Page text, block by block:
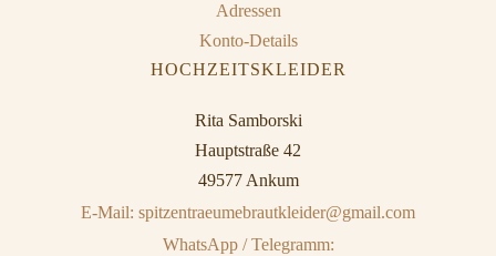
Adressen
Konto-Details
HOCHZEITSKLEIDER
Rita Samborski
Hauptstraße 42
49577 Ankum
E-Mail: spitzentraeumebrautkleider@gmail.com
WhatsApp / Telegramm: